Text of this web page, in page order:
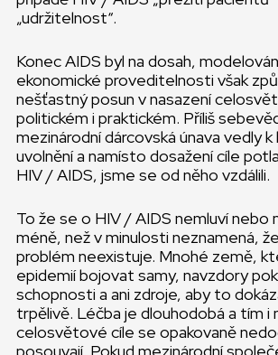
„udržitelnost“.
Konec AIDS byl na dosah,
ekonomické proveditelnosti však
nešťastný posun v nasazení
politickém i praktickém. Příliš
mezinárodní dárcovská únava vedly k
uvolnění a namísto dosažení cíle
HIV / AIDS, jsme se od něho vzdálili.
To že se o HIV / AIDS nemluví nebo
méně, než v minulosti neznamená,
problém neexistuje. Mnohé země,
epidemií bojovat samy, navzdory
schopnosti a ani zdroje, aby to
trpělivě. Léčba je dlouhodobá a tím i
celosvětové cíle se opakovaně